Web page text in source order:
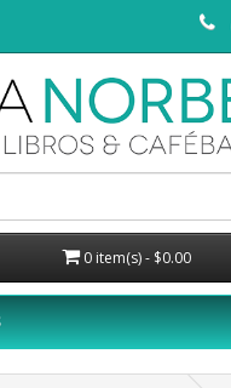
0 item(s) - $0.00